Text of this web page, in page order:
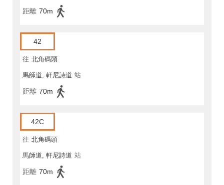
距離 70m
42
往 北角碼頭
馬師道, 軒尼詩道 站
距離 70m
42C
往 北角碼頭
馬師道, 軒尼詩道 站
距離 70m